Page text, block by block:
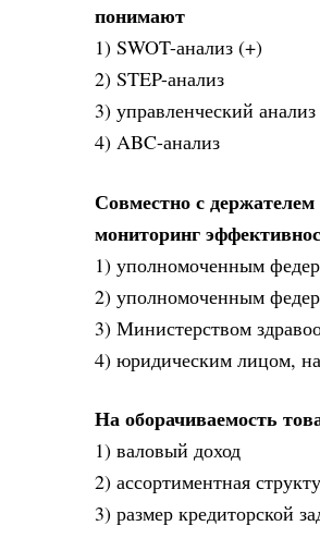
понимают
1) SWOT-анализ (+)
2) STEP-анализ
3) управленческий анализ
4) ABC-анализ
Совместно с держателем
мониторинг
1) уполномоченным
2) уполномоченным
3) Министерством
4) юридическим лицом,
На оборачиваемость
1) валовый доход
2) ассортиментная
3) размер кредиторской